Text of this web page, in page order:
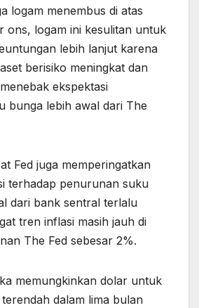
logam menembus di atas
ons, logam ini kesulitan untuk
lebih lanjut karena
berisiko meningkat dan
ekspektasi
bunga lebih awal dari The
Fed juga memperingatkan
terhadap penurunan suku
dari bank sentral terlalu
tren inflasi masih jauh di
The Fed sebesar 2%.
memungkinkan dolar untuk
dalam lima bulan